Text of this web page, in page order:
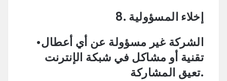
8. إخلاء المسؤولية
•الشركة غير مسؤولة عن أي أعطال
تقنية أو مشاكل في شبكة الإنترنت
تعيق المشاركة.